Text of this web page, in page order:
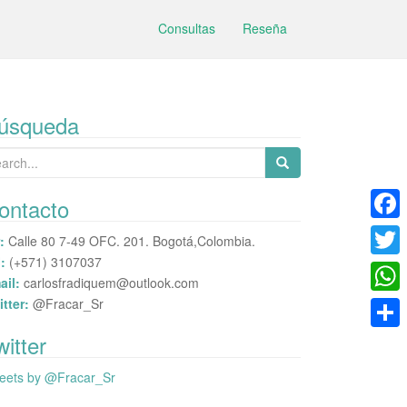
Consultas Reseña
Calle 80 7-49 OFC. 201. Bogotá,Colombia.
(+571) 3107037
carlosfradiquem@outlook.com
@Fracar_Sr
by @Fracar_Sr
F
a
c
e
T
w
i
W